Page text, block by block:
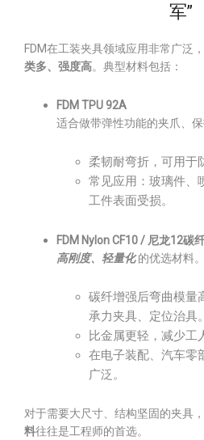
军”
FDM在工装夹具领域应用非常广泛
类多、强度高。典型材料包括：
FDM TPU 92A
适合做带弹性功能的夹爪、
柔韧耐弯折，可用于
常见应用：玻璃件、
工件表面受损。
FDM Nylon CF10 / 尼龙12碳
高刚度、轻量化的优选材料。
碳纤增强后弯曲模量
承力夹具、定位治具。
比金属更轻，减少工
在电子装配、汽车零
广泛。
对于需要大尺寸、结构坚固的夹具，
料往往是工程师的首选。